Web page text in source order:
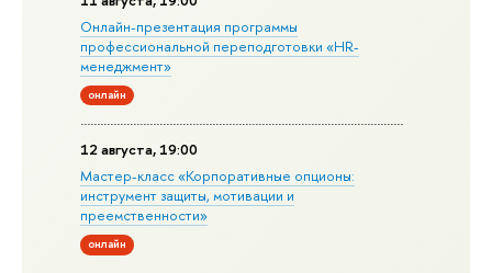
Онлайн-презентация программы
профессиональной переподготовки «HR-
менеджмент»
онлайн
12 августа, 19:00
Мастер-класс «Корпоративные опционы:
инструмент защиты, мотивации и
преемственности»
онлайн